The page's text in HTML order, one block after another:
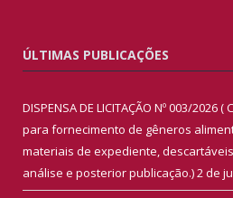
ÚLTIMAS PUBLICAÇÕES
DISPENSA DE LICITAÇÃO Nº 003/
para fornecimento de gêneros
materiais de expediente,
análise e posterior publicação.)2 de